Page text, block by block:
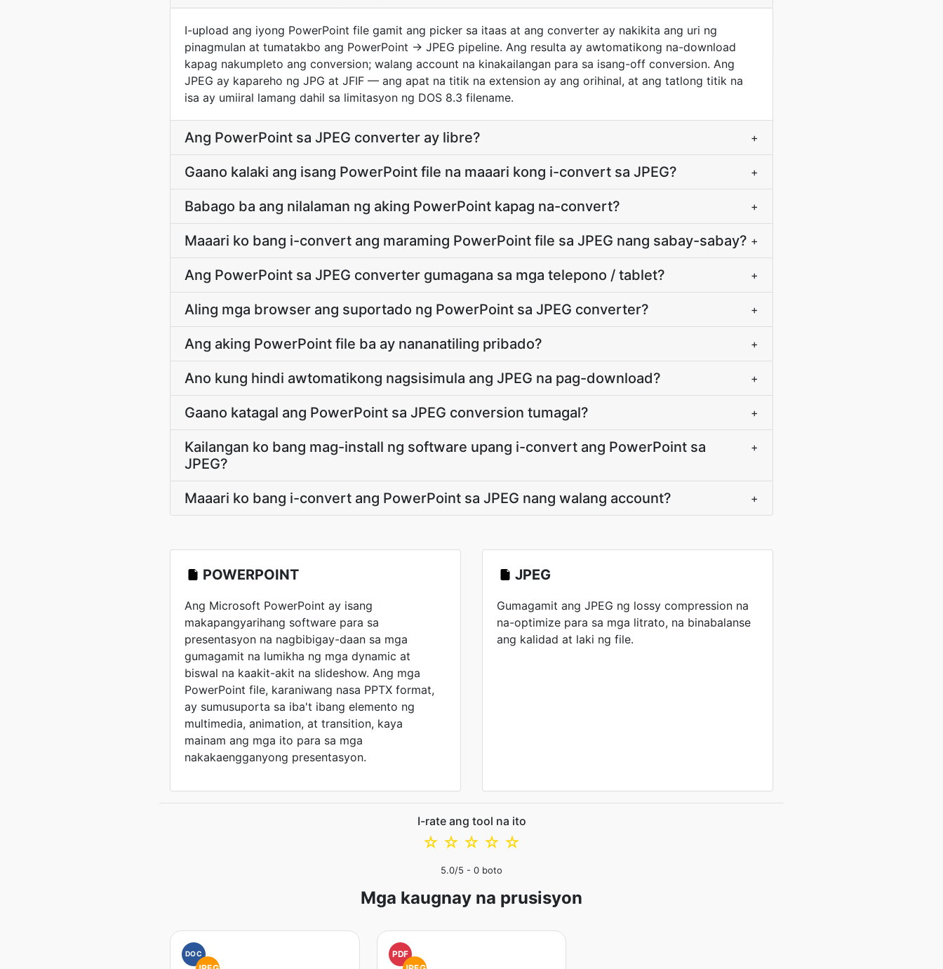
I-upload ang iyong PowerPoint file gamit ang picker sa itaas at ang converter ay nakikita ang uri ng
pinagmulan at tumatakbo ang PowerPoint → JPEG pipeline. Ang resulta ay awtomatikong na-download
kapag nakumpleto ang conversion; walang account na kinakailangan para sa isang-off conversion. Ang
JPEG ay kapareho ng JPG at JFIF — ang apat na titik na extension ay ang orihinal, at ang tatlong titik na
isa ay umiiral lamang dahil sa limitasyon ng DOS 8.3 filename.
Ang PowerPoint sa JPEG converter ay libre? +
Gaano kalaki ang isang PowerPoint file na maaari kong i-convert sa JPEG? +
Babago ba ang nilalaman ng aking PowerPoint kapag na-convert? +
Maaari ko bang i-convert ang maraming PowerPoint file sa JPEG nang sabay-sabay? +
Ang PowerPoint sa JPEG converter gumagana sa mga telepono / tablet? +
Aling mga browser ang suportado ng PowerPoint sa JPEG converter? +
Ang aking PowerPoint file ba ay nananatiling pribado? +
Ano kung hindi awtomatikong nagsisimula ang JPEG na pag-download? +
Gaano katagal ang PowerPoint sa JPEG conversion tumagal? +
Kailangan ko bang mag-install ng software upang i-convert ang PowerPoint sa
JPEG?
+
Maaari ko bang i-convert ang PowerPoint sa JPEG nang walang account? +
POWERPOINT
Ang Microsoft PowerPoint ay isang
makapangyarihang software para sa
presentasyon na nagbibigay-daan sa mga
gumagamit na lumikha ng mga dynamic at
biswal na kaakit-akit na slideshow. Ang mga
PowerPoint file, karaniwang nasa PPTX format,
ay sumusuporta sa iba't ibang elemento ng
multimedia, animation, at transition, kaya
mainam ang mga ito para sa mga
nakakaengganyong presentasyon.
JPEG
Gumagamit ang JPEG ng lossy compression na
na-optimize para sa mga litrato, na binabalanse
ang kalidad at laki ng file.
I-rate ang tool na ito
☆
☆
☆
☆
☆
5.0/5 - 0 boto
Mga kaugnay na prusisyon
DOC
PDF